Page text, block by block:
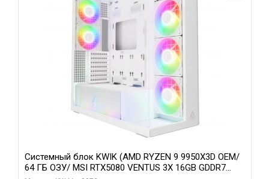
Системный блок KWIK (AMD RYZEN 9 9950X3D OEM/
64 ГБ ОЗУ/ MSI RTX5080 VENTUS 3X 16GB GDDR7